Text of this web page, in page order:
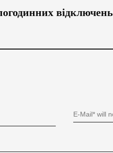
відключень